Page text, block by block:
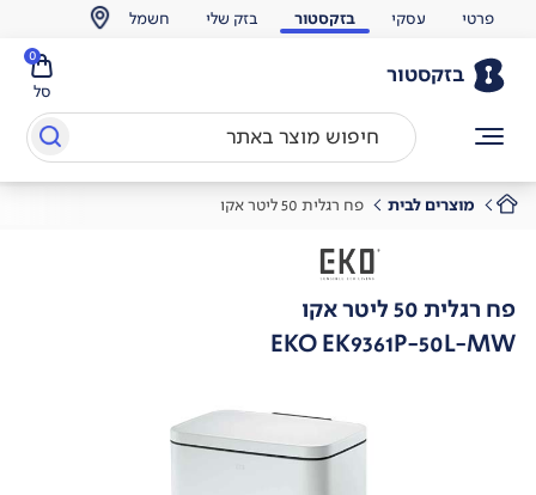
פרטי עסקי בזקסטור בזק שלי חשמל
בזקסטור
סל
0
מוצרים לבית פח רגלית 50 ליטר אקו
פח רגלית 50 ליטר אקו
EKO EK9361P-50L-MW